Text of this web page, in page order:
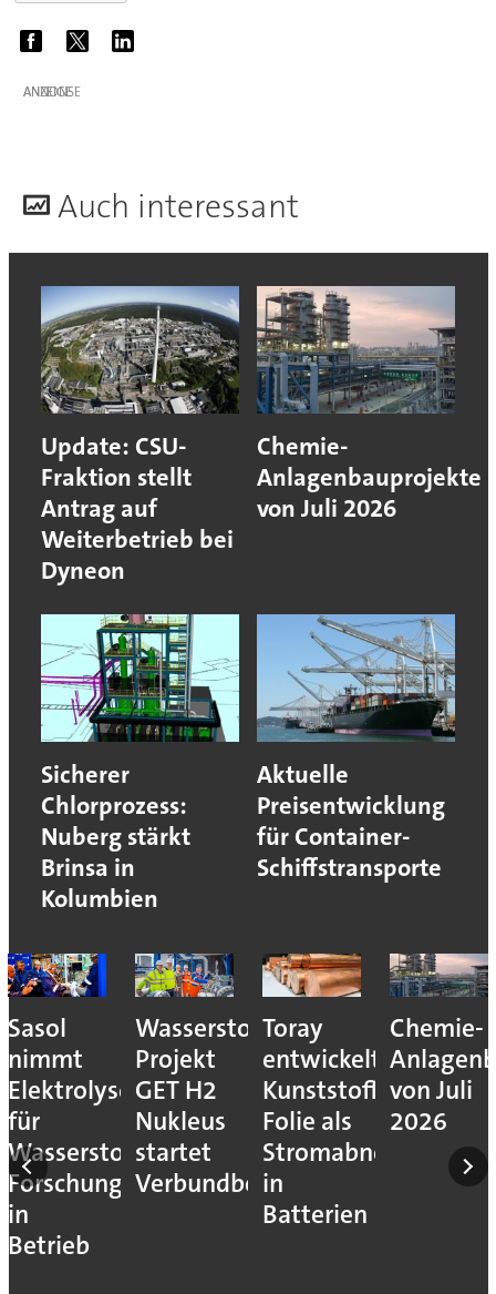
ANZEIGE
Auch interessant
Update: CSU-
Fraktion stellt
Antrag auf
Weiterbetrieb bei
Dyneon
Chemie-
Anlagenbauprojekte
von Juli 2026
Sicherer
Chlorprozess:
Nuberg stärkt
Brinsa in
Kolumbien
Aktuelle
Preisentwicklung
für Container-
Schiffstransporte
Sasol
nimmt
Elektrolyseur
für
Wasserstoff-
Forschung
in
Betrieb
Wasserstoff-
Projekt
GET H2
Nukleus
startet
Verbundbetrieb
Toray
entwickelt
Kunststoff-
Folie als
Stromabnehmer
in
Batterien
Chemie-
von Juli
2026